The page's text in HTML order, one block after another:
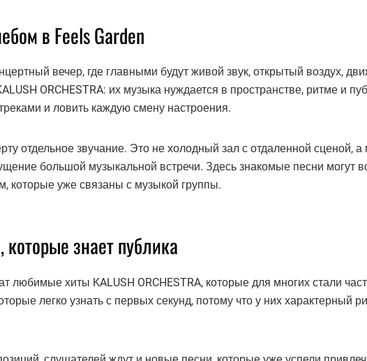
в Feels Garden
вечер, где главными будут живой звук, открытый воздух,
ORCHESTRA: их музыка нуждается в пространстве, ритме и
и ловить каждую смену настроения.
отдельное звучание. Это не холодный зал с отдаленной сценой, а
большой музыкальной встречи. Здесь знакомые песни могут
которые уже связаны с музыкой группы.
знает публика
любимые хиты KALUSH ORCHESTRA, которые для многих стали
легко узнать с первых секунд, потому что у них характерный